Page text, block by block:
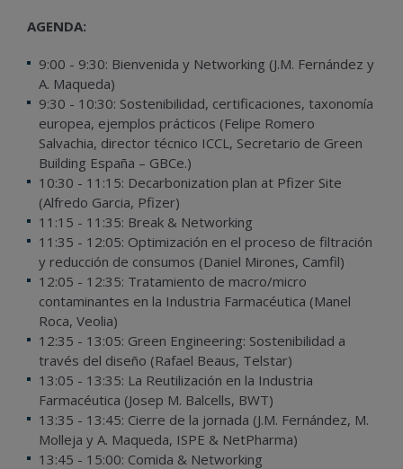
AGENDA:
9:00 - 9:30: Bienvenida y Networking (J.M. Fernández y
A. Maqueda)
9:30 - 10:30: Sostenibilidad, certificaciones, taxonomía
europea, ejemplos prácticos (Felipe Romero
Salvachia, director técnico ICCL, Secretario de Green
Building España – GBCe.)
10:30 - 11:15: Decarbonization plan at Pfizer Site
(Alfredo Garcia, Pfizer)
11:15 - 11:35: Break & Networking
11:35 - 12:05: Optimización en el proceso de filtración
y reducción de consumos (Daniel Mirones, Camfil)
12:05 - 12:35: Tratamiento de macro/micro
contaminantes en la Industria Farmacéutica (Manel
Roca, Veolia)
12:35 - 13:05: Green Engineering: Sostenibilidad a
través del diseño (Rafael Beaus, Telstar)
13:05 - 13:35: La Reutilización en la Industria
Farmacéutica (Josep M. Balcells, BWT)
13:35 - 13:45: Cierre de la jornada (J.M. Fernández, M.
Molleja y A. Maqueda, ISPE & NetPharma)
13:45 - 15:00: Comida & Networking